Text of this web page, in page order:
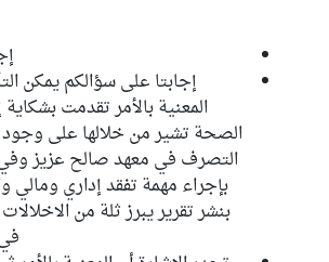
إجابتا على سؤالكم يمكن
المعنية بالأمر تقدمت
الصحة تشير من خلالها على
التصرف في معهد صالح عزيز
بإجراء مهمة تفقد إداري ومالي
بنشر تقرير يبرز ثلة من